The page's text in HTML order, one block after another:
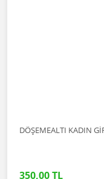
DÖŞEMEALTI KADIN
350,00 TL